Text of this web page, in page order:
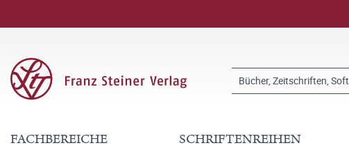
FACHBEREICHE SCHRIFTENREIHEN